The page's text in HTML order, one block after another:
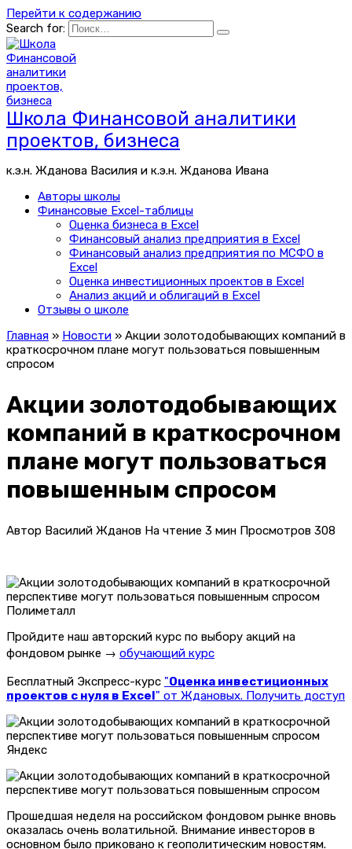
Перейти к содержанию
Search for:
Школа Финансовой аналитики
проектов, бизнеса
к.э.н. Жданова Василия и к.э.н. Жданова Ивана
Авторы школы
Финансовые Excel-таблицы
Оценка бизнеса в Excel
Финансовый анализ предприятия в Excel
Финансовый анализ предприятия по МСФО в
Excel
Оценка инвестиционных проектов в Excel
Анализ акций и облигаций в Excel
Отзывы о школе
Главная » Новости » Акции золотодобывающих компаний в
краткосрочном плане могут пользоваться повышенным
спросом
Акции золотодобывающих
компаний в краткосрочном
плане могут пользоваться
повышенным спросом
Автор Василий Жданов На чтение 3 мин Просмотров 308
Полиметалл
Пройдите наш авторский курс по выбору акций на
фондовом рынке → обучающий курс
Бесплатный Экспресс-курс "Оценка инвестиционных
проектов с нуля в Excel" от Ждановых. Получить доступ
Яндекс
Прошедшая неделя на российском фондовом рынке вновь
оказалась очень волатильной. Внимание инвесторов в
основном было приковано к геополитическим новостям.